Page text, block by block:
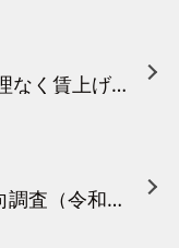
2026年「賢く、無理なく賃上げを！小さな職場のための労務管理セミナー」の開催について
小規模企業景気動向調査（令和８年６月）結果について